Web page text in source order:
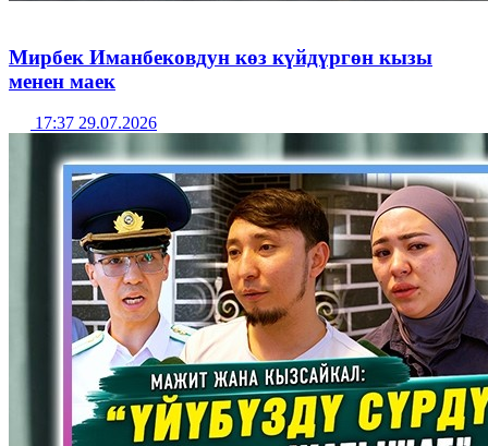
Мирбек Иманбековдун көз күйдүргөн кызы
менен маек
17:37 29.07.2026